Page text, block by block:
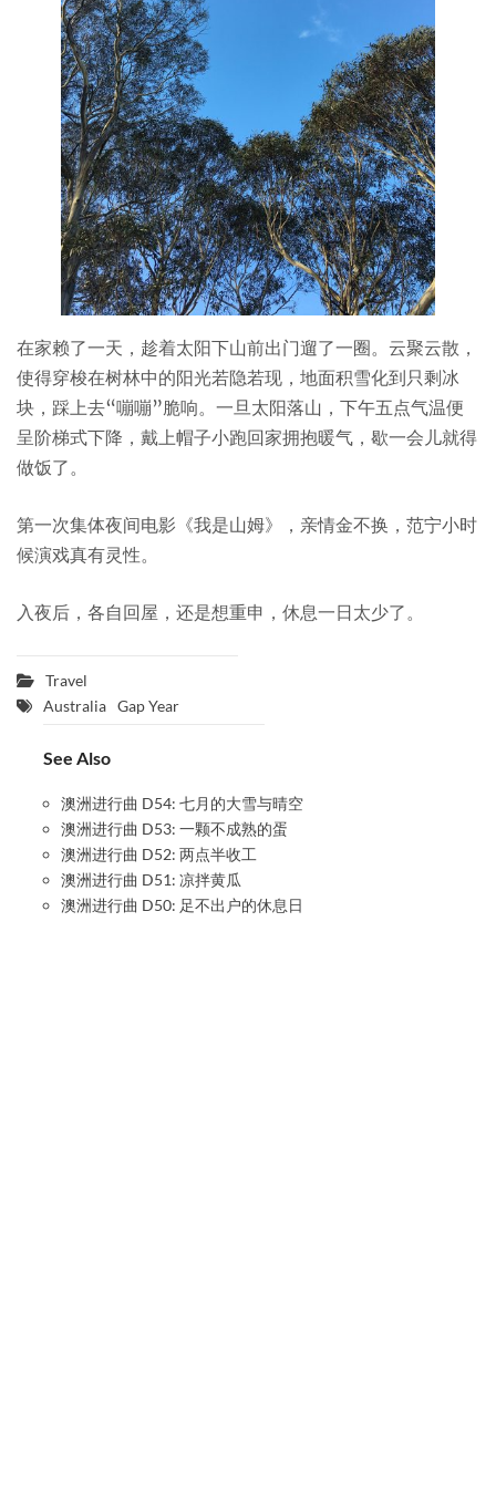
在家赖了一天，趁着太阳下山前出门遛了一圈。云聚云散，
使得穿梭在树林中的阳光若隐若现，地面积雪化到只剩冰
块，踩上去“嘣嘣”脆响。一旦太阳落山，下午五点气温便
呈阶梯式下降，戴上帽子小跑回家拥抱暖气，歇一会儿就得
做饭了。
第一次集体夜间电影《我是山姆》，亲情金不换，范宁小时
候演戏真有灵性。
入夜后，各自回屋，还是想重申，休息一日太少了。
Travel
Australia Gap Year
See Also
澳洲进行曲 D54: 七月的大雪与晴空
澳洲进行曲 D53: 一颗不成熟的蛋
澳洲进行曲 D52: 两点半收工
澳洲进行曲 D51: 凉拌黄瓜
澳洲进行曲 D50: 足不出户的休息日